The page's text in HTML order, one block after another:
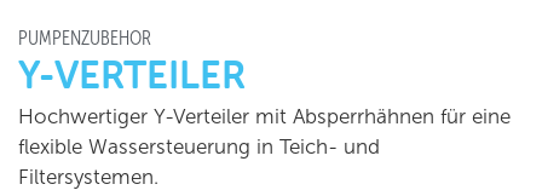
PUMPENZUBEHÖR
Y-VERTEILER
Hochwertiger Y-Verteiler mit Absperrhähnen für eine
flexible Wassersteuerung in Teich- und
Filtersystemen.